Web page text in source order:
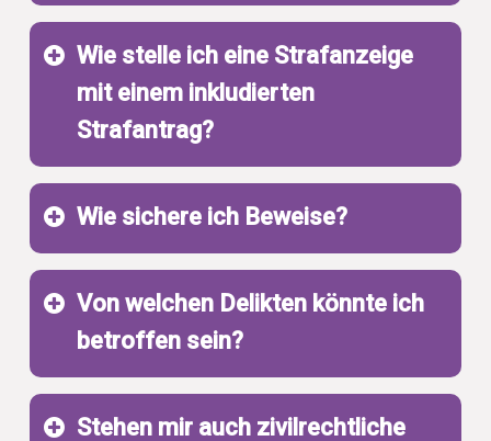
bedrohlichen
Situation
befinden, dann
wenden Sie sich
bitte direkt an
die Polizei
(Notrufnummer
Rettungsdienst
(Notrufnummer
112) oder den
Notdienst.
gibt es die
Möglichkeit
entweder bei der
Polizeidienststelle
oder direkt bei
der zuständigen
Wie stelle ich eine Strafanzeige
mit einem inkludierten
Strafantrag?
Strafanzeigen
können bei der
örtlichen
Polizeidienststelle
Wie sichere ich Beweise?
Ganz
entscheidend für
Von welchen Delikten könnte ich
betroffen sein?
Stehen mir auch zivilrechtliche